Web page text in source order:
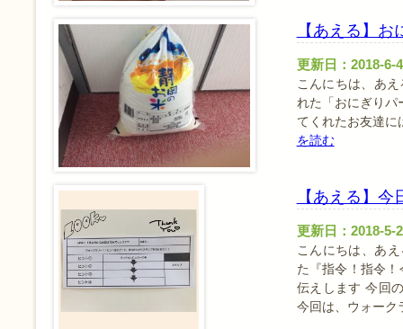
【あえる】
更新日：2018-6-4
こんにちは、あ
れた「おにぎりパ
てくれたお友達
を読む
【あえる】
更新日：2018-5-
こんにちは、あ
た『指令！指令
伝えします 今回
今回は、ウォー